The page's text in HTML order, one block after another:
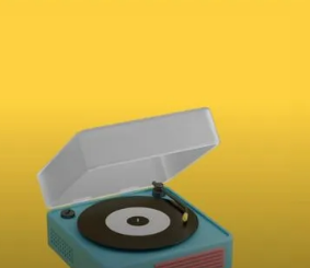
Usługa
Przeprojaktowanie Strony